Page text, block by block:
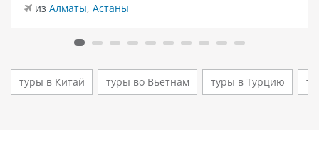
моря. Отель остаётся популярным выбором для тех,
кто ищет семейный отель в…
из Алматы, Астаны
туры в Китай туры во Вьетнам туры в Турцию